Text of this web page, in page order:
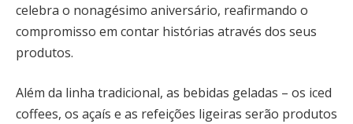
celebra o nonagésimo aniversário, reafirmando o
compromisso em contar histórias através dos seus
produtos.
Além da linha tradicional, as bebidas geladas – os iced
coffees, os açaís e as refeições ligeiras serão produtos